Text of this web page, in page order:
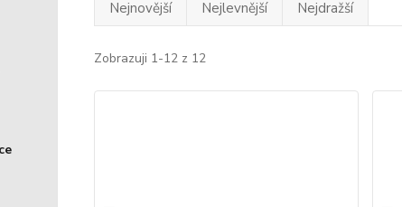
Nejnovější Nejlevnější Nejdražší
Zobrazuji 1-12 z 12